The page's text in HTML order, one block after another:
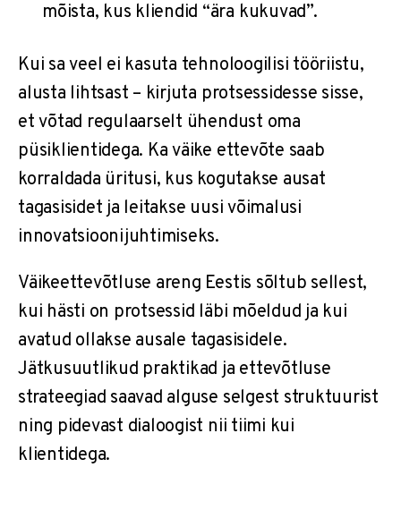
mõista, kus kliendid “ära kukuvad”.
Kui sa veel ei kasuta tehnoloogilisi tööriistu,
alusta lihtsast – kirjuta protsessidesse sisse,
et võtad regulaarselt ühendust oma
püsiklientidega. Ka väike ettevõte saab
korraldada üritusi, kus kogutakse ausat
tagasisidet ja leitakse uusi võimalusi
innovatsioonijuhtimiseks.
Väikeettevõtluse areng Eestis sõltub sellest,
kui hästi on protsessid läbi mõeldud ja kui
avatud ollakse ausale tagasisidele.
Jätkusuutlikud praktikad ja ettevõtluse
strateegiad saavad alguse selgest struktuurist
ning pidevast dialoogist nii tiimi kui
klientidega.